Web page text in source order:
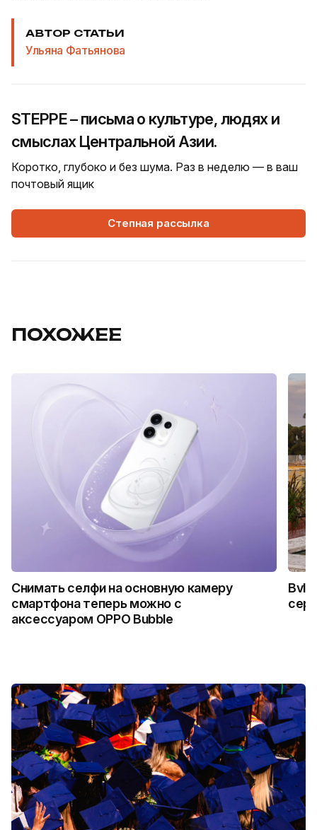
АВТОР СТАТЬИ
Ульяна Фатьянова
STEPPE – письма о культуре, людях и
смыслах Центральной Азии.
Коротко, глубоко и без шума. Раз в неделю — в ваш
почтовый ящик
Степная рассылка
ПОХОЖЕЕ
Снимать селфи на основную камеру
смартфона теперь можно с
аксессуаром OPPO Bubble